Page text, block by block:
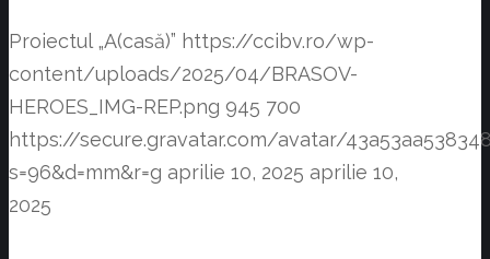
Proiectul „A(casă)” https://ccibv.ro/wp-
content/uploads/2025/04/BRASOV-
HEROES_IMG-REP.png 945 700
https://secure.gravatar.com/avatar/
s=96&d=mm&r=g aprilie 10, 2025 aprilie 10,
2025